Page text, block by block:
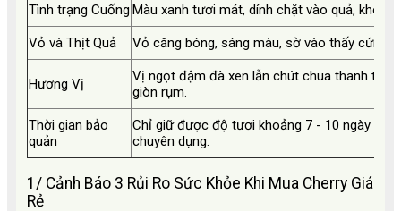
Tình trạng Cuống Màu xanh tươi mát, dính chặt vào quả, không
Vỏ và Thịt Quả Vỏ căng bóng, sáng màu, sờ vào thấy cứng
Hương Vị
Vị ngọt đậm đà xen lẫn chút chua thanh tự
giòn rụm.
Thời gian bảo
quản
Chỉ giữ được độ tươi khoảng 7 - 10 ngày
chuyên dụng.
1/ Cảnh Báo 3 Rủi Ro Sức Khỏe Khi Mua Cherry Giá
Rẻ